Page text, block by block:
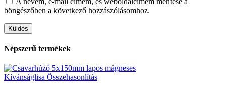
böngészőben a következő hozzászólásomhoz.
Népszerű termékek
Kívánságlisa Összehasonlítás